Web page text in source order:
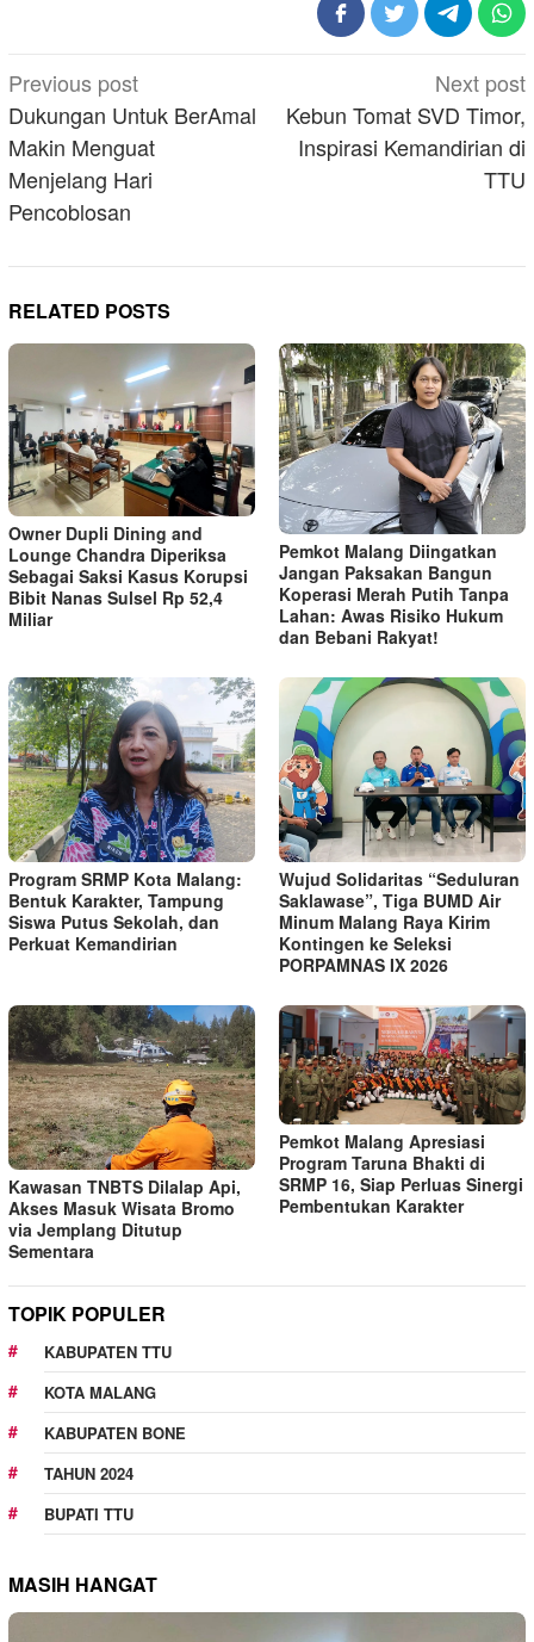
Post
navigation
Previous post
Dukungan Untuk BerAmal
Makin Menguat
Menjelang Hari
Pencoblosan
Next post
Kebun Tomat SVD Timor,
Inspirasi Kemandirian di
TTU
RELATED POSTS
Owner Dupli Dining and
Lounge Chandra Diperiksa
Sebagai Saksi Kasus Korupsi
Bibit Nanas Sulsel Rp 52,4
Miliar
Pemkot Malang Diingatkan
Jangan Paksakan Bangun
Koperasi Merah Putih Tanpa
Lahan: Awas Risiko Hukum
dan Bebani Rakyat!
Program SRMP Kota Malang:
Bentuk Karakter, Tampung
Siswa Putus Sekolah, dan
Perkuat Kemandirian
Wujud Solidaritas “Seduluran
Saklawase”, Tiga BUMD Air
Minum Malang Raya Kirim
Kontingen ke Seleksi
PORPAMNAS IX 2026
Kawasan TNBTS Dilalap Api,
Akses Masuk Wisata Bromo
via Jemplang Ditutup
Sementara
Pemkot Malang Apresiasi
Program Taruna Bhakti di
SRMP 16, Siap Perluas Sinergi
Pembentukan Karakter
TOPIK POPULER
KABUPATEN TTU
KOTA MALANG
KABUPATEN BONE
TAHUN 2024
BUPATI TTU
MASIH HANGAT